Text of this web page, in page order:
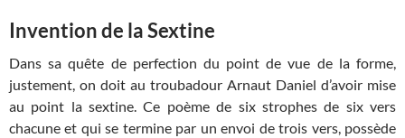
Invention de la Sextine
Dans sa quête de perfection du point de vue de la forme,
justement, on doit au troubadour Arnaut Daniel d’avoir mise
au point la sextine. Ce poème de six strophes de six vers
chacune et qui se termine par un envoi de trois vers, possède